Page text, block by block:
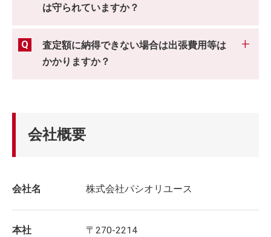
は守られていますか？
査定額に納得できない場合は出張費用等は
かかりますか？
会社概要
会社名 株式会社パシオリユース
本社
〒270-2214